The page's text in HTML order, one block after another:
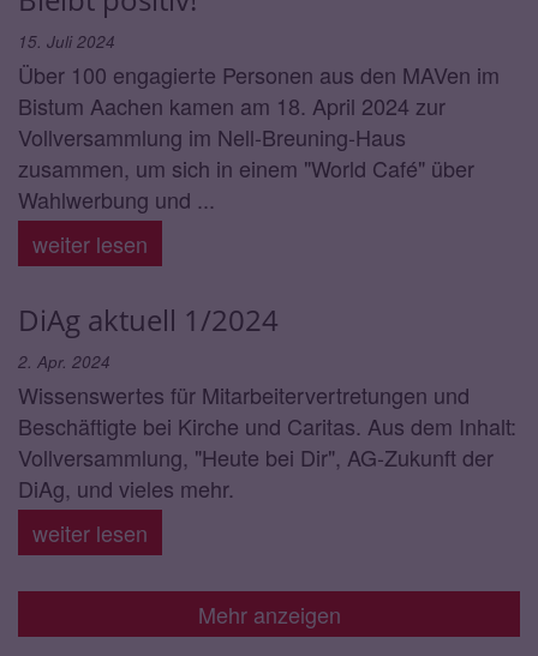
15. Juli 2024
Über 100 engagierte Personen aus den MAVen im
Bistum Aachen kamen am 18. April 2024 zur
Vollversammlung im Nell-Breuning-Haus
zusammen, um sich in einem "World Café" über
Wahlwerbung und ...
weiter lesen
DiAg aktuell 1/2024
2. Apr. 2024
Wissenswertes für Mitarbeitervertretungen und
Beschäftigte bei Kirche und Caritas. Aus dem Inhalt:
Vollversammlung, "Heute bei Dir", AG-Zukunft der
DiAg, und vieles mehr.
weiter lesen
Mehr anzeigen